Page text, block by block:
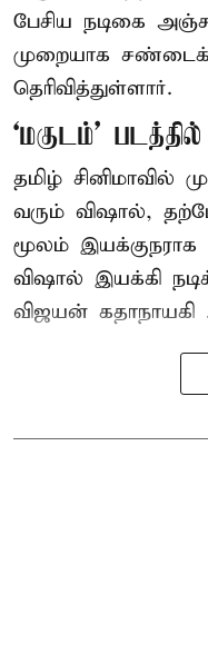
பேசிய நடிகை
முறையாக சண்டைக்
தெரிவித்துள்ளார்.
‘மகுடம்’
தமிழ் சினிமாவில்
வரும் விஷால்,
மூலம் இயக்குநராக
விஷால் இயக்கி
விஜயன் கதாநாயகி